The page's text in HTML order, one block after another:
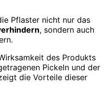
Pflaster nicht nur das
, sondern auch
des Produkts
Pickeln und der
die Vorteile dieser